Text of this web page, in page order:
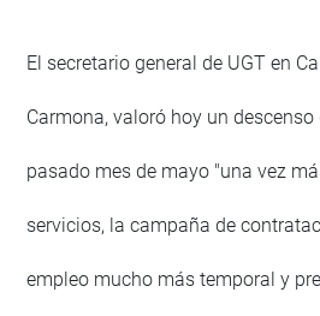
El secretario general de UGT en
Carmona, valoró hoy un
pasado mes de mayo "una vez
servicios, la campaña de
empleo mucho más temporal y